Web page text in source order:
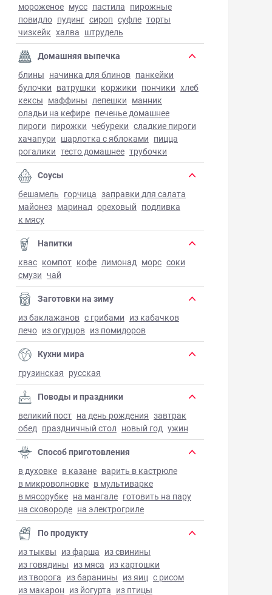
мороженое мусс пастила пирожные
повидло пудинг сироп суфле торты
чизкейк халва штрудель
Домашняя выпечка
блины начинка для блинов панкейки
булочки ватрушки коржики пончики хлеб
кексы маффины лепешки манник
оладьи на кефире печенье домашнее
пироги пирожки чебуреки сладкие пироги
хачапури шарлотка с яблоками пицца
рогалики тесто домашнее трубочки
Соусы
бешамель горчица заправки для салата
майонез маринад ореховый подливка
к мясу
Напитки
квас компот кофе лимонад морс соки
смузи чай
Заготовки на зиму
из баклажанов с грибами из кабачков
лечо из огурцов из помидоров
Кухни мира
грузинская русская
Поводы и праздники
великий пост на день рождения завтрак
обед праздничный стол новый год ужин
Способ приготовления
в духовке в казане варить в кастрюле
в микроволновке в мультиварке
в мясорубке на мангале готовить на пару
на сковороде на электрогриле
По продукту
из тыквы из фарша из свинины
из говядины из мяса из картошки
из творога из баранины из яиц с рисом
из макарон из йогурта из птицы